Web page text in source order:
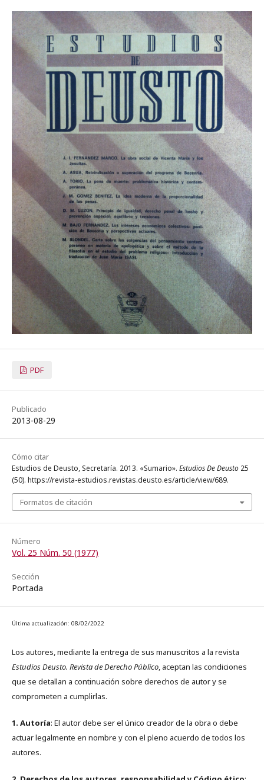
PDF
Publicado
2013-08-29
Cómo citar
Estudios de Deusto, Secretaría. 2013. «Sumario». Estudios De Deusto 25
(50). https://revista-estudios.revistas.deusto.es/article/view/689.
Formatos de citación
Número
Vol. 25 Núm. 50 (1977)
Sección
Portada
Última actualización: 08/02/2022
Los autores, mediante la entrega de sus manuscritos a la revista
Estudios Deusto. Revista de Derecho Público, aceptan las condiciones
que se detallan a continuación sobre derechos de autor y se
comprometen a cumplirlas.
1. Autoría: El autor debe ser el único creador de la obra o debe
actuar legalmente en nombre y con el pleno acuerdo de todos los
autores.